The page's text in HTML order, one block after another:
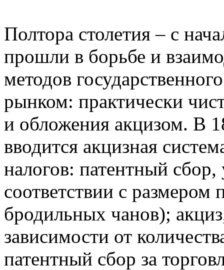
Полтора столетия – с
прошли в борьбе и
методов
рынком: практически
и обложения акцизом. В
вводится акцизная
налогов: патентный
соответствии с размером
бродильных чанов);
зависимости от
патентный сбор за